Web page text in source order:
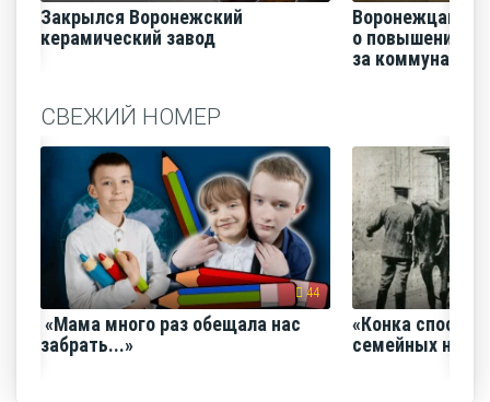
Закрылся Воронежский
керамический завод
Воронежцам
о повышении
за
СВЕЖИЙ НОМЕР
44
«Мама много раз обещала нас
забрать...»
«Конка
семейных